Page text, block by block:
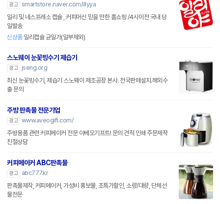
광고 smartstore.naver.com/illyya
일리 및 네스프레소 캡슐 , 커피머신 믿을 만한 홈쇼핑 /4시이전 국내 당
일발송
신상품일리캡슐 균일가(일부제외)
스노웨이 눈꽃빙수기 제습기
광고
jseng.org
최신 눈꽃빙수기, 제습기 스노웨이 제조공장 본사. 전국판매설치.해외수
출 문의
주방 판촉물 전문기업
광고 www.aveogift.com/
주방용품 관련 커피메이커 전문 아베오기프트! 문의 견적 인쇄 주문제작
친절상담
커피메이커 ABC판촉물
광고
abc777.kr
판촉물제작, 커피메이커, 가성비 홍보물, 초특가할인, 소량/대량, 단체선
물전문